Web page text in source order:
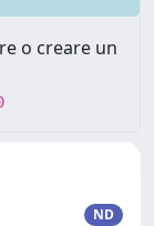
o creare un
ND